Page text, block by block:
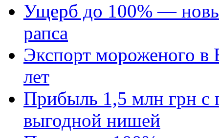
Ущерб до 100% —
рапса
Экспорт мороженого в
лет
Прибыль 1,5 млн грн с
выгодной нишей